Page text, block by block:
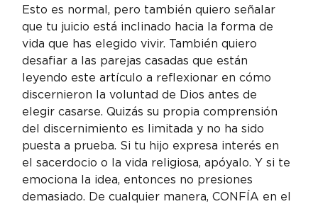
Esto es normal, pero también quiero señalar
que tu juicio está inclinado hacia la forma de
vida que has elegido vivir. También quiero
desafiar a las parejas casadas que están
leyendo este artículo a reflexionar en cómo
discernieron la voluntad de Dios antes de
elegir casarse. Quizás su propia comprensión
del discernimiento es limitada y no ha sido
puesta a prueba. Si tu hijo expresa interés en
el sacerdocio o la vida religiosa, apóyalo. Y si te
emociona la idea, entonces no presiones
demasiado. De cualquier manera, CONFÍA en el